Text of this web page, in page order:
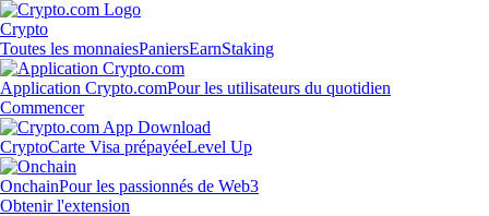
Crypto
Toutes les monnaiesPaniersEarnStaking
Application Crypto.comPour les utilisateurs du quotidien
Commencer
CryptoCarte Visa prépayéeLevel Up
OnchainPour les passionnés de Web3
Obtenir l'extension